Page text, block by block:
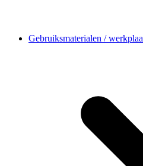
Gebruiksmaterialen /